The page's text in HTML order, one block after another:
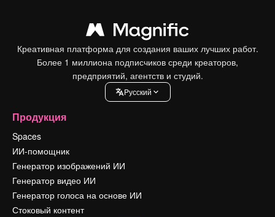
Креативная платформа для создания ваших лучших работ.
Более 1 миллиона подписчиков среди креаторов,
предприятий, агентств и студий.
Pусский
Продукция
Spaces
ИИ-помощник
Генератор изображений ИИ
Генератор видео ИИ
Генератор голоса на основе ИИ
Стоковый контент